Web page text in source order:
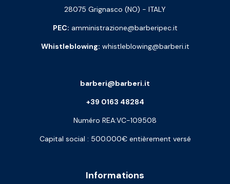
28075 Grignasco (NO) - ITALY
PEC: amministrazione@barberipec.it
Whistleblowing: whistleblowing@barberi.it
Informations
barberi@barberi.it
+39 0163 48284
Numéro REA:VC-109508
Capital social : 500.000€ entièrement versé